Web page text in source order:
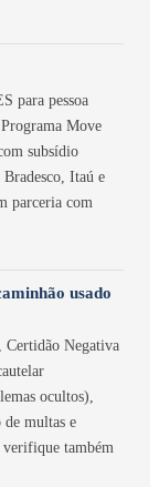
para pessoa
Move
subsídio
Itaú e
parceria com
usado
Negativa
ocultos),
de multas e
também